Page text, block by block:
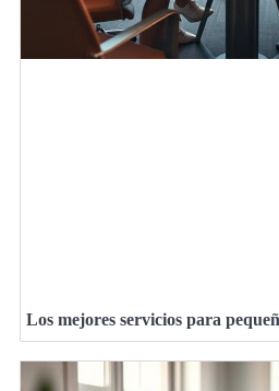
Los mejores servicios para